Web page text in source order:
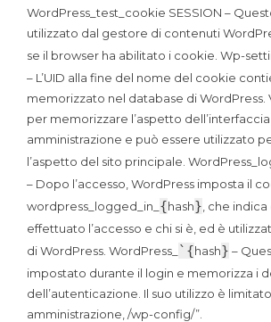
WordPress_test_cookie SESSION –
utilizzato dal gestore di contenuti
se il browser ha abilitato i cookie. Wp-
– L’UID alla fine del nome del cookie
memorizzato nel database di WordPress.
per memorizzare l’aspetto
amministrazione e può essere utilizzato
l’aspetto del sito principale.
– Dopo l’accesso, WordPress imposta il
wordpress_logged_in_ {hash} , che
effettuato l’accesso e chi si è, ed è
di WordPress. WordPress_ `{hash} –
impostato durante il login e memorizza i
dell’autenticazione. Il suo utilizzo è
amministrazione, /wp-config/”.